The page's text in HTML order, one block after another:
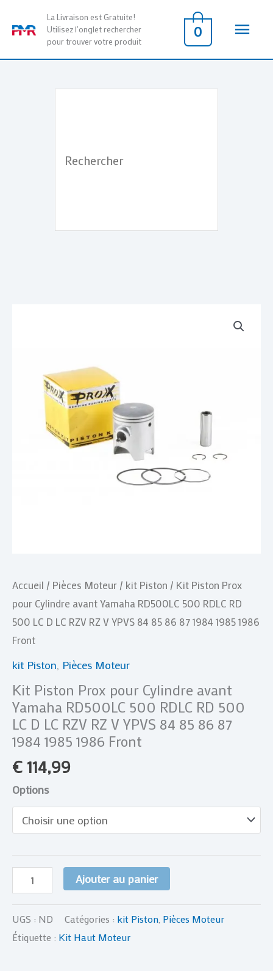
La Livraison est Gratuite!
Utilisez l'onglet rechercher
pour trouver votre produit
0
Accueil / Pièces Moteur / kit Piston / Kit Piston Prox
pour Cylindre avant Yamaha RD500LC 500 RDLC RD
500 LC D LC RZV RZ V YPVS 84 85 86 87 1984 1985 1986
Front
kit Piston, Pièces Moteur
Kit Piston Prox pour Cylindre avant
Yamaha RD500LC 500 RDLC RD 500
LC D LC RZV RZ V YPVS 84 85 86 87
1984 1985 1986 Front
€114,99
Options
Cylindre
D
LC
RZV
RZ
V
84
85
86
1984
1985
1986
Front
Ajouter au panier
UGS : ND Catégories : kit Piston Pièces Moteur
Étiquette : Kit Haut Moteur